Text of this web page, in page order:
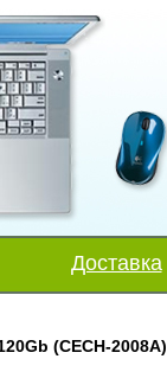
Доставка
(CECH-2008A)